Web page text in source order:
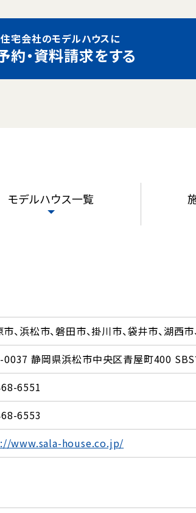
宅会社のモデルハウスに
約・資料請求をする
モデルハウス一覧
、浜松市、磐田市、掛川市、袋井市、湖西
0037 静岡県浜松市中央区青屋町400 SBS
6551
6553
www.sala-house.co.jp/